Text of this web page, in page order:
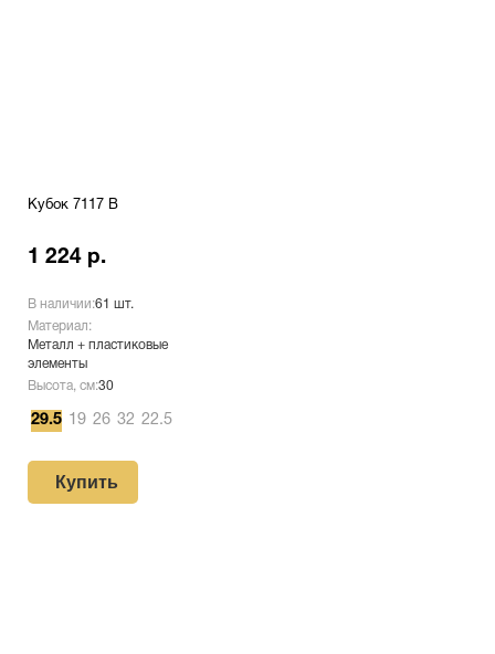
Кубок 7117 B
1 224 р.
В наличии:61 шт.
Материал:
Металл + пластиковые
элементы
Высота, см:30
29.5 19 26 32 22.5
Купить